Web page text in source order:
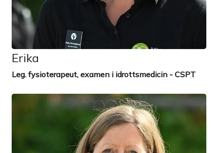
Erika
Leg. fysioterapeut, examen i idrottsmedicin - CSPT